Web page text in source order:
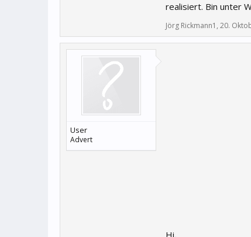
realisiert. Bin unter
Jörg Rickmann1 , 20.
User
Advert
Hi,